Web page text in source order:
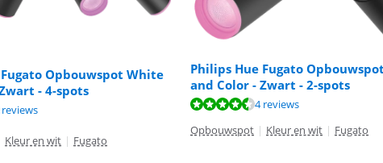
Opbouwspot White
- 4-spots
van de 10, gebaseerd op 4 reviews.
Kleur en wit | Fugato
Philips Hue Fugato
and Color - Zwart - 2-spots
van de 10, gebaseerd op 4 reviews.
4 reviews
Opbouwspot | Kleur en wit | Fugato
van de 10, gebaseerd op 4 reviews.